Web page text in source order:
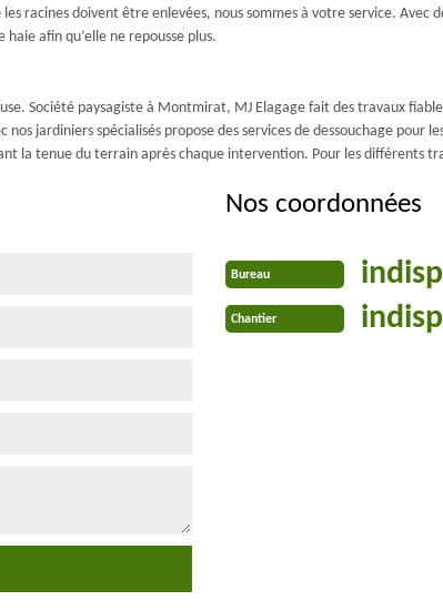
racines doivent être enlevées, nous sommes à votre service. Avec
afin qu’elle ne repousse plus.
Société paysagiste à Montmirat, MJ Elagage fait des travaux
jardiniers spécialisés propose des services de dessouchage pour
la tenue du terrain après chaque intervention. Pour les différents
Nos coordonnées
Bureau
Chantier